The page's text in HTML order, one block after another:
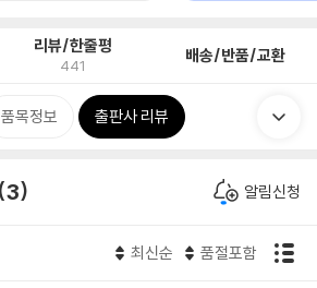
리뷰/한줄평
441 배송/반품/교환
품목정보 출판사 리뷰
3 알림신청
최신순 품절포함